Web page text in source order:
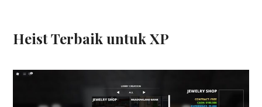
Heist Terbaik untuk XP